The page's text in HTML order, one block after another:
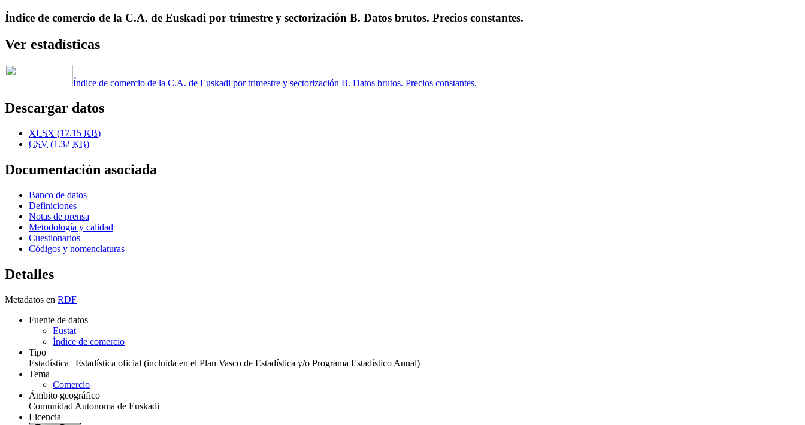
Índice de comercio de la C.A. de Euskadi por trimestre y sectorización B. Datos brutos. Precios constantes.
Ver estadísticas
Índice de comercio de la C.A. de Euskadi por trimestre y sectorización B. Datos brutos. Precios constantes.
Descargar datos
XLSX (17.15 KB)
CSV (1.32 KB)
Documentación asociada
Banco de datos
Definiciones
Notas de prensa
Metodología y calidad
Cuestionarios
Códigos y nomenclaturas
Detalles
Metadatos en RDF
Fuente de datos
Eustat
Índice de comercio
Tipo
Estadística | Estadística oficial (incluida en el Plan Vasco de Estadística y/o Programa Estadístico Anual)
Tema
Comercio
Ámbito geográfico
Comunidad Autonoma de Euskadi
Licencia